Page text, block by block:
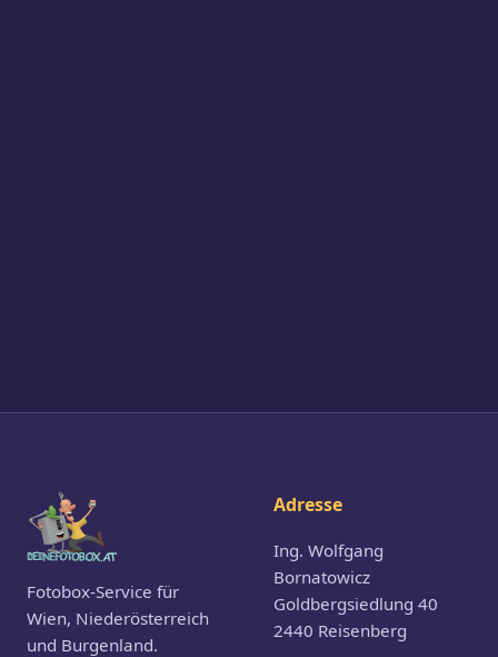
Fotobox-Service für
Wien, Niederösterreich
und Burgenland.
Adresse
Ing. Wolfgang
Bornatowicz
Goldbergsiedlung 40
2440 Reisenberg